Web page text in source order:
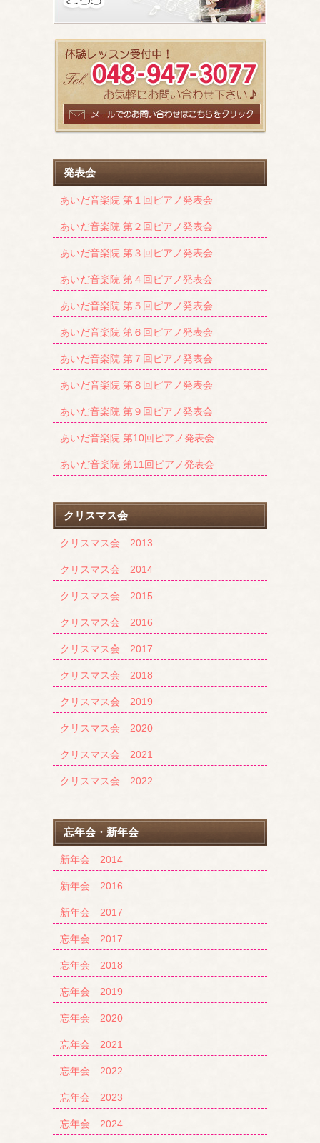
発表会
あいだ音楽院 第１回ピアノ発表会
あいだ音楽院 第２回ピアノ発表会
あいだ音楽院 第３回ピアノ発表会
あいだ音楽院 第４回ピアノ発表会
あいだ音楽院 第５回ピアノ発表会
あいだ音楽院 第６回ピアノ発表会
あいだ音楽院 第７回ピアノ発表会
あいだ音楽院 第８回ピアノ発表会
あいだ音楽院 第９回ピアノ発表会
あいだ音楽院 第10回ピアノ発表会
あいだ音楽院 第11回ピアノ発表会
クリスマス会
クリスマス会 2013
クリスマス会 2014
クリスマス会 2015
クリスマス会 2016
クリスマス会 2017
クリスマス会 2018
クリスマス会 2019
クリスマス会 2020
クリスマス会 2021
クリスマス会 2022
忘年会・新年会
新年会 2014
新年会 2016
新年会 2017
忘年会 2017
忘年会 2018
忘年会 2019
忘年会 2020
忘年会 2021
忘年会 2022
忘年会 2023
忘年会 2024